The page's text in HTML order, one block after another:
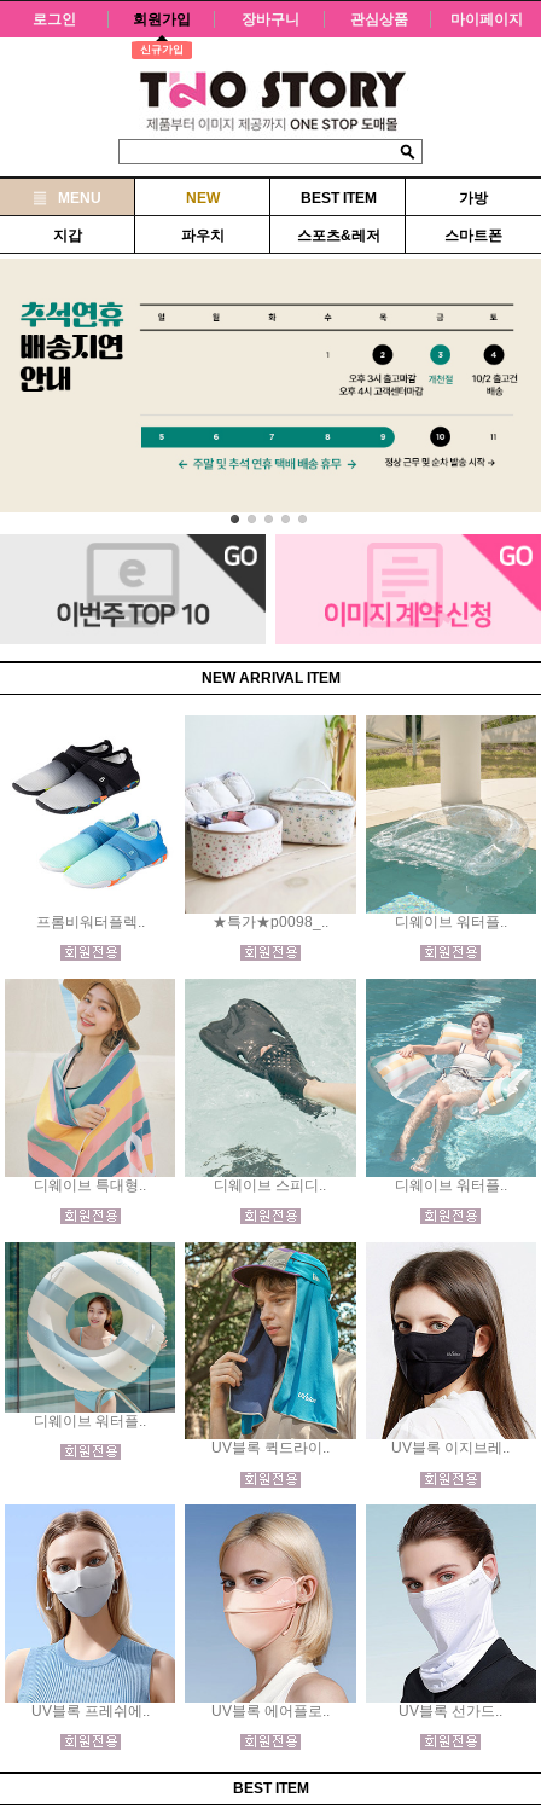
로그인 회원가입
신규가입
장바구니 관심상품 마이페이지
MENU NEW BEST ITEM 가방
지갑 파우치 스포츠&레저 스마트폰
NEW ARRIVAL ITEM
프롬비워터플렉.. ★특가★p0098_.. 디웨이브 워터플..
디웨이브 특대형.. 디웨이브 스피디.. 디웨이브 워터플..
디웨이브 워터플..
UV블록 퀵드라이..
UV블록 이지브레..
UV블록 프레쉬에.. UV블록 에어플로.. UV블록 선가드..
BEST ITEM